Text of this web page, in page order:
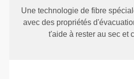
Une technologie de fibre
avec des propriétés
t'aide à rester au sec et